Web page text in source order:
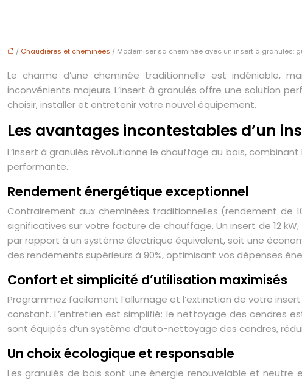
/ Chaudières et cheminées / Moderniser sa cheminée avec un insert à granulés:
Le charme d’une cheminée traditionnelle est indéniable,
inconvénients majeurs. L’insert à granulés offre une solution
choisir, installer et entretenir votre nouvel équipement.
Les avantages incontestables d’un
L’insert à granulés révolutionne le chauffage au bois,
performante.
Rendement énergétique exceptionnel
Contrairement aux cheminées traditionnelles (rendement de
significatives sur votre facture de chauffage. Un insert de 12
par rapport à un système électrique équivalent, soit une
des rendements supérieurs à 90%, optimisant vos dépenses
Confort et simplicité d’utilisation maximisés
Programmez facilement l’allumage et l’extinction de votre
constant. L’entretien est simplifié: le nettoyage des cendres
sont équipés d’un système d’auto-nettoyage des cendres,
Un choix écologique et responsable
Les granulés de bois sont une énergie renouvelable et